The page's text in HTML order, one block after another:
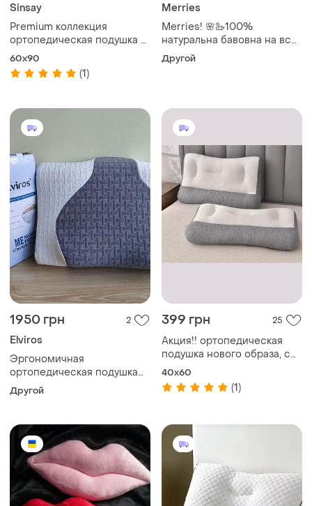
Sinsay
Premium коллекция
ортопедическая подушка с
эффектом памяти memory
стеганый чехол
60x90
(1)
Merries
Merries! 🌸🦢100%
натуральна бавовна на все
тіло валик ортопедична u-
подушка для сну та
Другой
1950 грн 2
Elviros
Эргономичная
ортопедическая подушка
из пены с эффектом
памяти elviros для шейного
боли в шее и плечах
Другой
399 грн 25
Акция!! ортопедическая
подушка нового образа, с
усиленной поддержкой
шеи. ортопедическая
подушка при
40x60
(1)